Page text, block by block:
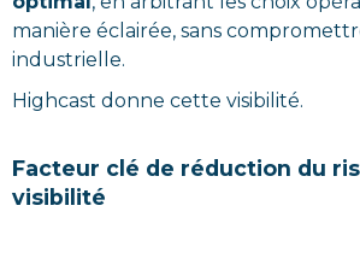
manière éclairée, sans
industrielle.
Highcast donne cette visibilité.
Facteur clé de réduction du
visibilité